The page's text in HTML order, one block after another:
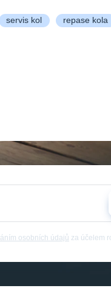
servis kol repase kola
osobních údajů za účelem